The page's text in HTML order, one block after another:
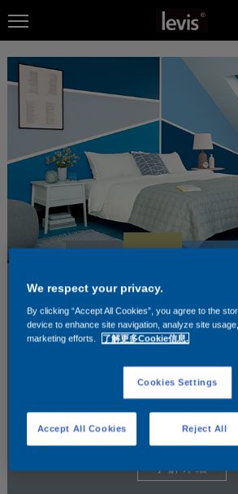
了解详细
We respect your privacy.
By clicking “Accept All Cookies”, you agree to the
device to enhance site navigation, analyze site
marketing efforts.
了解更多Cookie信息.
Cookies Settings
Reject All
Accept All Cookies